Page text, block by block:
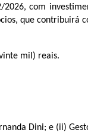
com
que contribuirá
mil) reais.
Dini; e (ii)